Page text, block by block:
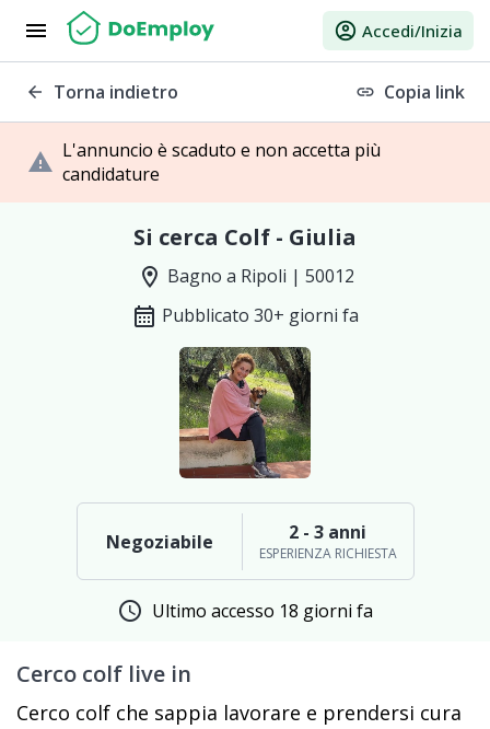
menu account_circle Accedi/Inizia
arrow_back Torna indietro link Copia link
warning L'annuncio è scaduto e non accetta più
candidature
Si cerca Colf - Giulia
location_on Bagno a Ripoli | 50012
calendar_month Pubblicato 30+ giorni fa
Negoziabile 2 - 3 anni
ESPERIENZA RICHIESTA
schedule Ultimo accesso 18 giorni fa
Cerco colf live in
Cerco colf che sappia lavorare e prendersi cura